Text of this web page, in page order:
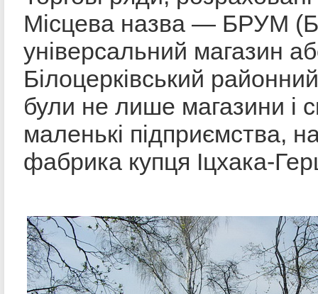
Місцева назва — БРУМ
універсальний магазин
Білоцерківський
були не лише магазини і
маленькі підприємства,
фабрика купця Іцхака-